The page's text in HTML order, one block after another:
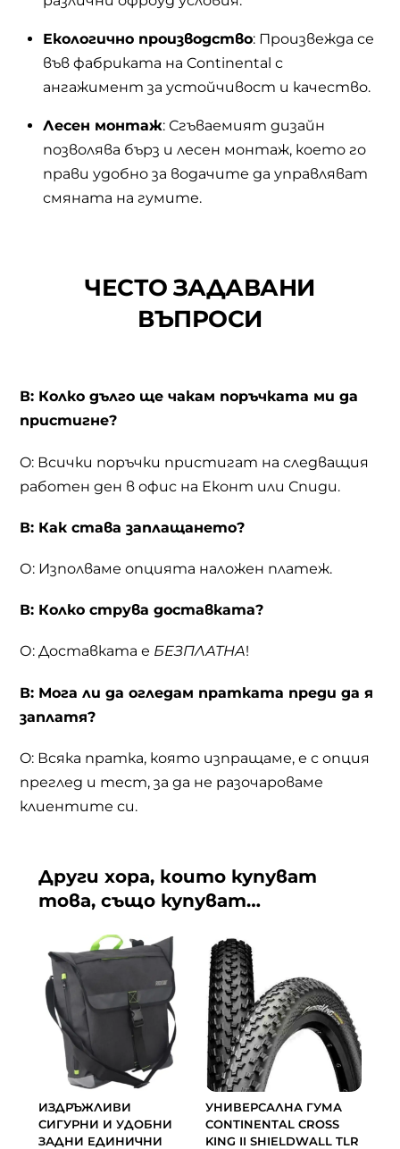
Екологично производство: Произвежда се
във фабриката на Continental с
ангажимент за устойчивост и качество.
Лесен монтаж: Сгъваемият дизайн
позволява бърз и лесен монтаж, което го
прави удобно за водачите да управляват
смяната на гумите.
ЧЕСТО ЗАДАВАНИ
ВЪПРОСИ
В: Колко дълго ще чакам поръчката ми да
пристигне?
O: Всички поръчки пристигат на следващия
работен ден в офис на Еконт или Спиди.
В: Как става заплащането?
О: Изполваме опцията наложен платеж.
В: Колко струва доставката?
О: Доставката е БЕЗПЛАТНА!
В: Мога ли да огледам пратката преди да я
заплатя?
O: Всяка пратка, която изпращаме, е с опция
преглед и тест, за да не разочароваме
клиентите си.
Други хора, които купуват
това, също купуват…
ИЗДРЪЖЛИВИ
СИГУРНИ И УДОБНИ
ЗАДНИ ЕДИНИЧНИ
УНИВЕРСАЛНА ГУМА
CONTINENTAL CROSS
KING II SHIELDWALL TLR